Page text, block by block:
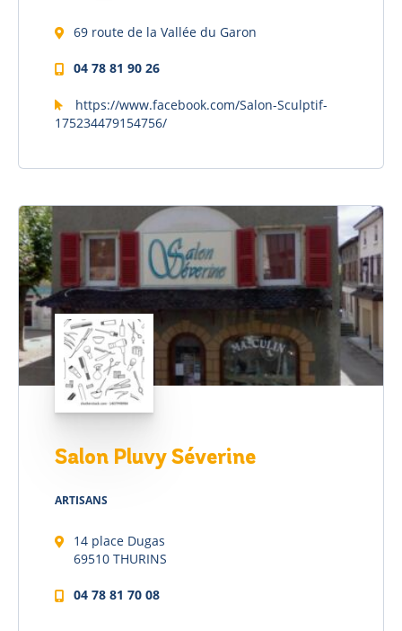
69 route de la Vallée du Garon
04 78 81 90 26
https://www.facebook.com/Salon-Sculptif-
175234479154756/
Salon Pluvy Séverine
ARTISANS
14 place Dugas
69510 THURINS
04 78 81 70 08
La mairie
Démarches pratiques